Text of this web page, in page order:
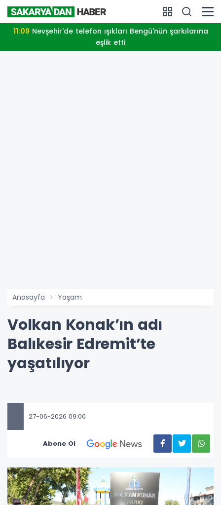
11:09
eşlik etti
Anasayfa Yaşam
Volkan Konak’ın adı
Balıkesir Edremit’te
yaşatılıyor
27-06-2026 09:00
Abone Ol